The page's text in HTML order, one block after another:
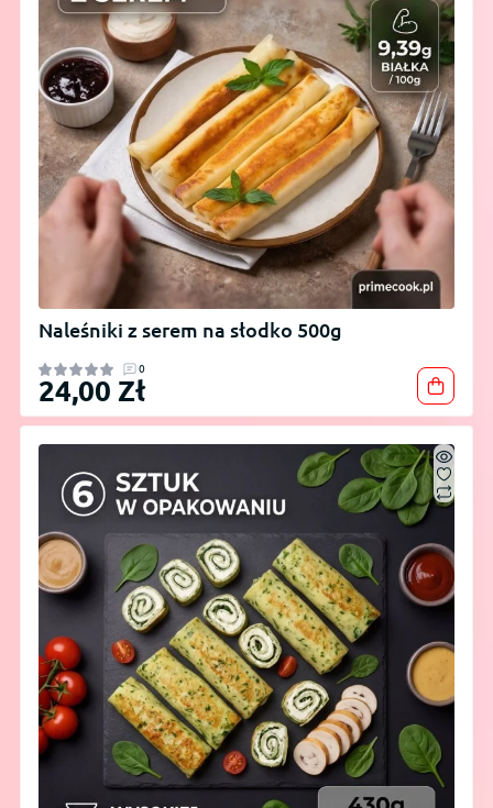
Naleśniki z serem na słodko 500g
0
24,00 Zł